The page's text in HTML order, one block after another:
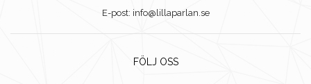
E-post: info@lillaparlan.se
FÖLJ OSS